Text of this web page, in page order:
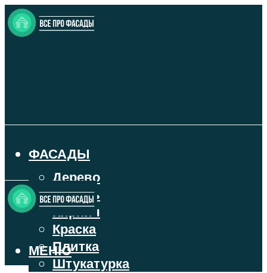
ФАСАДЫ
Дерево
Камень
Кирпич
Краска
Плитка
Штукатурка
МЕНЮ